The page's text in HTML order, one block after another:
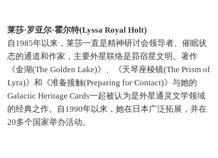
莱莎·罗亚尔·霍尔特(Lyssa Royal Holt)
自1985年以来，莱莎一直是精神研讨会领导者、催眠状
态的通道和作家，主要外星联络是昴宿星文明。著作
《金湖(The Golden Lake)》、《天琴座棱镜(The Prism of
Lyra)》和《准备接触(Preparing for Contact)》与她的
Galactic Heritage Cards一起被认为是外星通灵文学领域
的经典之作。自1990年以来，她在日本广泛拓展，并在
20多个国家举办活动。